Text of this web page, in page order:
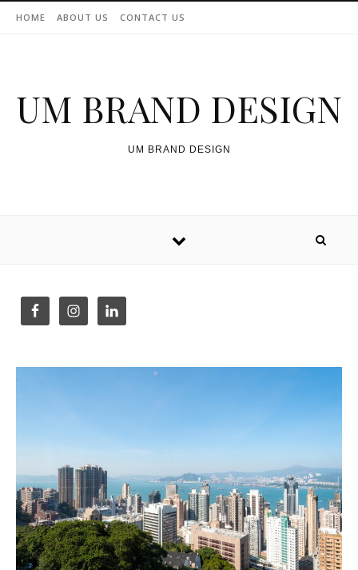
HOME ABOUT US CONTACT US
UM BRAND DESIGN
UM BRAND DESIGN